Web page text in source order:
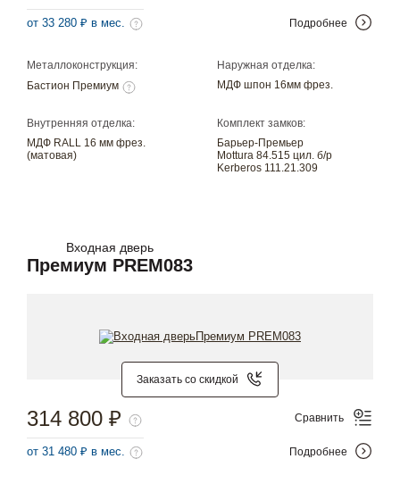
Металлоконструкция:
Бастион Премиум
Наружная отделка:
МДФ шпон 16мм фрез.
Внутренняя отделка:
МДФ RALL 16 мм фрез.
(матовая)
Комплект замков:
Барьер-Премьер
Mottura 84.515 цил. б/р
Kerberos 111.21.309
от 33 280 ₽ в мес. Подробнее
Входная дверь
Премиум PREM083
Заказать со скидкой
314 800 ₽
от 31 480 ₽ в мес.
Сравнить
Подробнее